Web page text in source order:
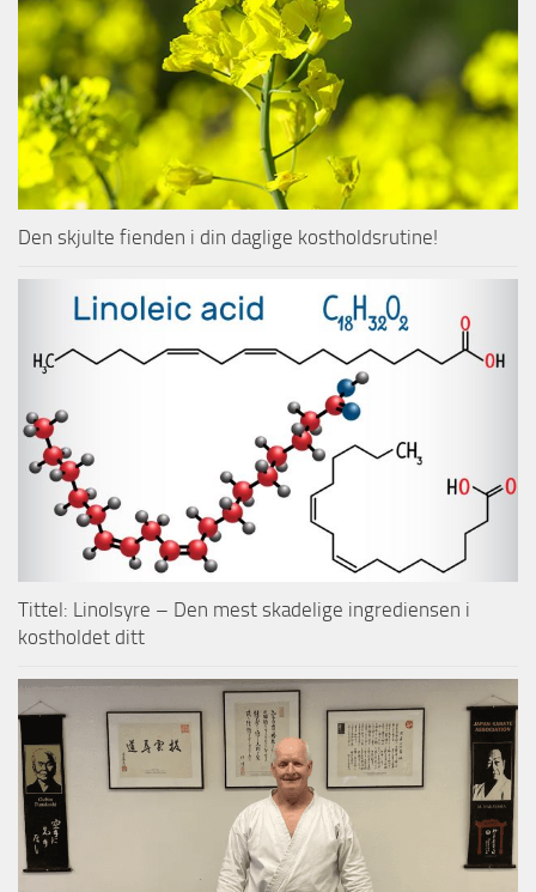
Den skjulte fienden i din daglige kostholdsrutine!
Tittel: Linolsyre – Den mest skadelige ingrediensen i
kostholdet ditt